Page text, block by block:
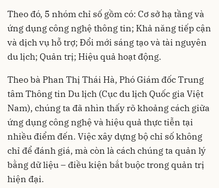
Theo đó, 5 nhóm chỉ số gồm có: Cơ sở hạ tầng và
ứng dụng công nghệ thông tin; Khả năng tiếp cận
và dịch vụ hỗ trợ; Đổi mới sáng tạo và tài nguyên
du lịch; Quản trị; Hiệu quả hoạt động.
Theo bà Phan Thị Thái Hà, Phó Giám đốc Trung
tâm Thông tin Du lịch (Cục du lịch Quốc gia Việt
Nam), chúng ta đã nhìn thấy rõ khoảng cách giữa
ứng dụng công nghệ và hiệu quả thực tiễn tại
nhiều điểm đến. Việc xây dựng bộ chỉ số không
chỉ để đánh giá, mà còn là cách chúng ta quản lý
bằng dữ liệu – điều kiện bắt buộc trong quản trị
hiện đại.